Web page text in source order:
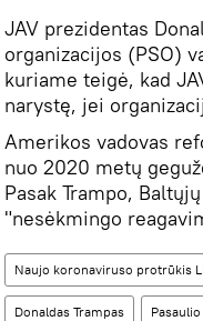
JAV prezidentas
organizacijos (PSO)
kuriame teigė, kad
narystę, jei
Amerikos vadovas
nuo 2020 metų
Pasak Trampo,
"nesėkmingo
Naujo koronaviruso protrūkis
Donaldas Trampas